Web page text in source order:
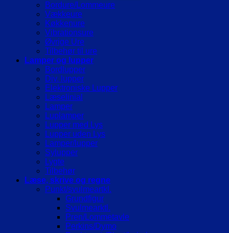
Bordure/Lommeure
Vækkeure
Køkkenure
Vibrationsure
Øvrige Ure
Tilbehør til ure
Lamper og lupper
Bordlupper
Div. lupper
Elektroniske Lupper
Læselinial
Lamper
Luplamper
Lupper med Lys
Lupper uden Lys
Lamper/lupper
Sylupper
Lygte
Tilbehør
Læse, skrive og regne
Punkt/svulmeartkl.
Grundfigur
Svulmearktl.
Pren/Lommetavle
Perkins/Dymo